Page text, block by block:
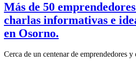
Más de 50
charlas informativas e
en Osorno.
Cerca de un centenar de emprendedores y